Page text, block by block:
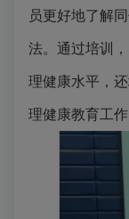
员更好地了解
法。通过培训，
理健康水平，
理健康教育工